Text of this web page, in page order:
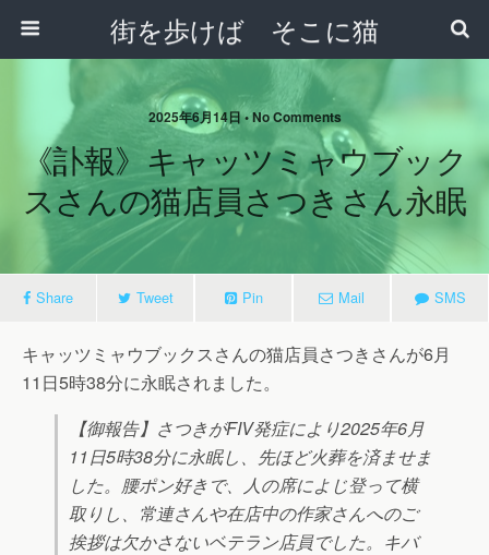
街を歩けば そこに猫
2025年6月14日 • No Comments
《訃報》キャッツミャウブック
スさんの猫店員さつきさん永眠
Share Tweet Pin Mail SMS
キャッツミャウブックスさんの猫店員さつきさんが6月
11日5時38分に永眠されました。
【御報告】さつきがFIV発症により2025年6月
11日5時38分に永眠し、先ほど火葬を済ませま
した。腰ポン好きで、人の席によじ登って横
取りし、常連さんや在店中の作家さんへのご
挨拶は欠かさないベテラン店員でした。キバ